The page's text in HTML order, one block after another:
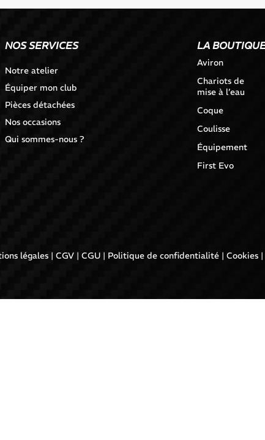
NOS SERVICES
Notre atelier
Équiper mon club
Pièces détachées
Nos occasions
Qui sommes-nous ?
LA
Aviron
Chariots de
mise à l’eau
Coque
Coulisse
Équipement
First Evo
légales | CGV | CGU | Politique de confidentialité | Cookies |